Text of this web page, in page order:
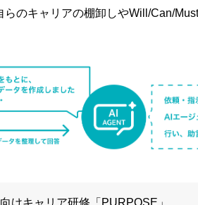
のキャリアの棚卸しやWill/Can/